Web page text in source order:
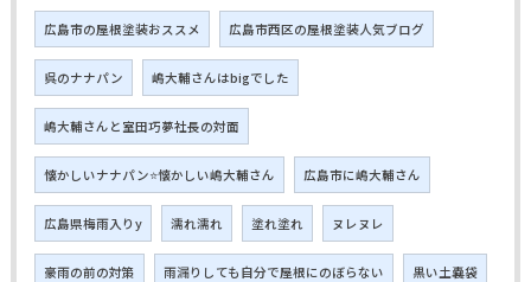
広島市の屋根塗装おススメ 広島市西区の屋根塗装人気ブログ
呉のナナパン 嶋大輔さんはbigでした
嶋大輔さんと室田巧夢社長の対面
懐かしいナナパン⭐懐かしい嶋大輔さん 広島市に嶋大輔さん
広島県梅雨入りy 濡れ濡れ 塗れ塗れ ヌレヌレ
豪雨の前の対策 雨漏りしても自分で屋根にのぼらない 黒い土嚢袋